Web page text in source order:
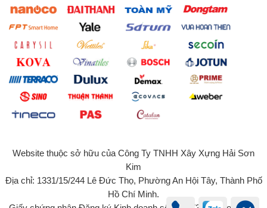
Website thuộc sở hữu của Công Ty TNHH Xây Xựng Hải Sơn
Kim
Địa chỉ: 1331/15/244 Lê Đức Thọ, Phường An Hội Tây, Thành Phố
Hồ Chí Minh.